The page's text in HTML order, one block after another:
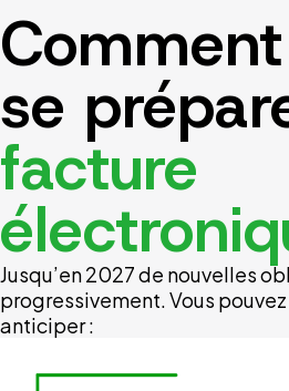
se
facture
Jusqu’en 2027 de nouvelles
progressivement. Vous
anticiper :